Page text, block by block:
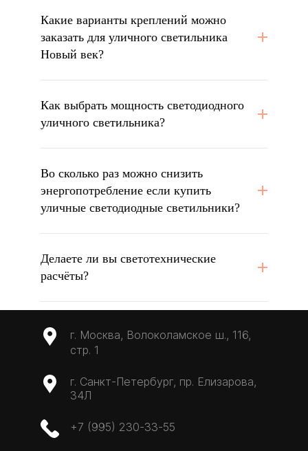
Какие варианты креплений можно
заказать для уличного светильника
Новый век?
Как выбрать мощность светодиодного
уличного светильника?
Во сколько раз можно снизить
энергопотребление если купить
уличные светодиодные светильники?
Делаете ли вы светотехнические
расчёты?
г. Москва, Волоколамское ш., 116,
стр. 1
г. Санкт-Петербург, пр. Елизарова,
34Л
+7 (995) 230-33-55